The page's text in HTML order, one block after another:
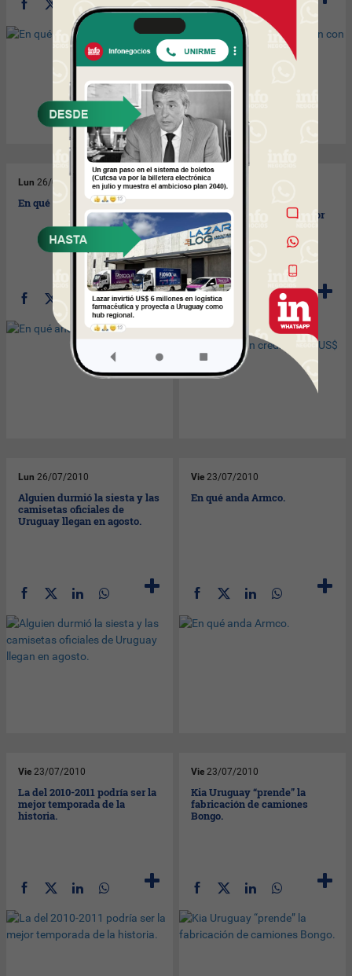
Lun 26/07/2010
En qué anda Cattivelli.
Lun26/07/2010
Las familias de menores
ingresos toman créditos por
US$ 600 millones.
Lun 26/07/2010
Alguien durmió la siesta y las
camisetas oficiales de
Uruguay llegan en agosto.
Vie 23/07/2010
En qué anda Armco.
Vie 23/07/2010
La del 2010-2011 podría ser la
mejor temporada de la
historia.
Vie 23/07/2010
Kia Uruguay “prende” la
fabricación de camiones
Bongo.